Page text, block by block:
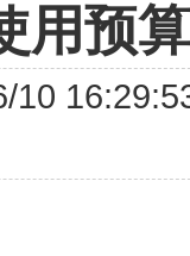
用预
10